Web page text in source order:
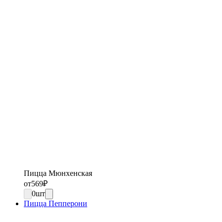
Пицца Мюнхенская
от569₽
0шт
Пицца Пепперони